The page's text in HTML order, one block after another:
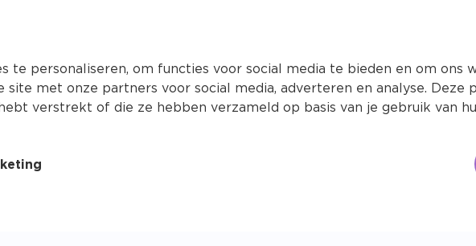
te personaliseren, om functies voor social media te bieden en om ons
met onze partners voor social media, adverteren en analyse. Deze
verstrekt of die ze hebben verzameld op basis van je gebruik van